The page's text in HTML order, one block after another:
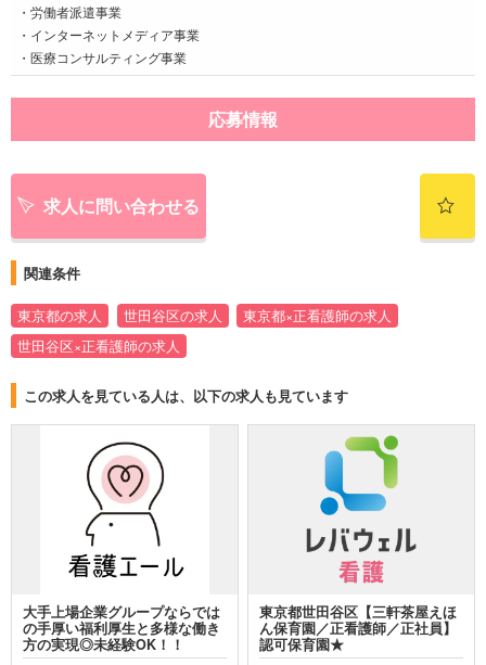
・労働者派遣事業
・インターネットメディア事業
・医療コンサルティング事業
応募情報
求人に問い合わせる
関連条件
東京都の求人 世田谷区の求人
東京都×正看護師の求人
世田谷区×正看護師の求人
この求人を見ている人は、以下の求人も見ています
大手上場企業グループならでは
の手厚い福利厚生と多様な働き
方の実現◎未経験OK！！
東京都世田谷区【三軒茶屋えほ
ん保育園／正看護師／正社員】
認可保育園★